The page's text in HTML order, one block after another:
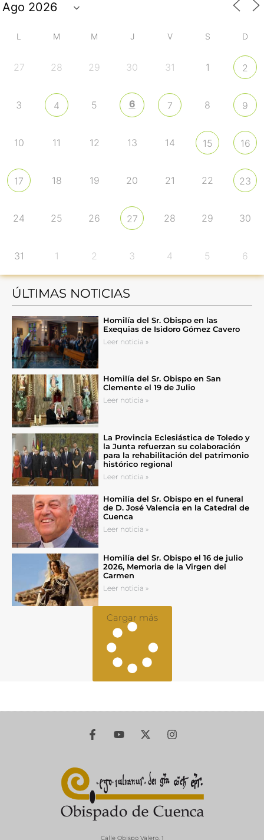
L M M J V S D
27 28 29 30 31 1 2
3 4 5 6 7 8 9
10 11 12 13 14 15 16
17 18 19 20 21 22 23
24 25 26 27 28 29 30
31 1 2 3 4 5 6
ÚLTIMAS NOTICIAS
Homilía del Sr. Obispo en las
Exequias de Isidoro Gómez Cavero
Leer noticia »
Homilía del Sr. Obispo en San
Clemente el 19 de Julio
Leer noticia »
La Provincia Eclesiástica de Toledo y
la Junta refuerzan su colaboración
para la rehabilitación del patrimonio
histórico regional
Leer noticia »
Homilía del Sr. Obispo en el funeral
de D. José Valencia en la Catedral de
Cuenca
Leer noticia »
Homilía del Sr. Obispo el 16 de julio
2026, Memoria de la Virgen del
Carmen
Leer noticia »
Cargar más
Calle Obispo Valero, 1